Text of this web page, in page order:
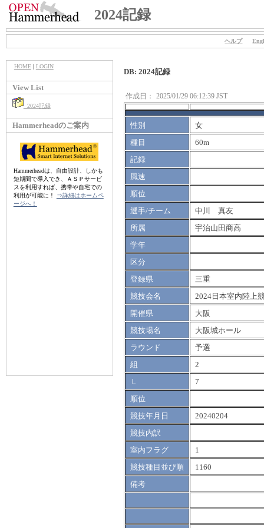
2024記録
ヘルプ
HOME| LOGIN
View List
2024記録
Hammerheadのご案内
Hammerheadは、自由設計、しかも
短期間で導入でき、ＡＳＰサービ
スを利用すれば、携帯や自宅での
利用が可能に！
⇒詳細はホームペ
ージへ！
DB: 2024記録
作成日： 2025/01/29 06:12:39 JST
性別
女
種目
60m
記録
風速
順位
選手/チーム
中川 真友
所属
宇治山田商高
学年
区分
登録県
三重
競技会名
2024日本室内陸上
開催県
大阪
競技場名
大阪城ホール
ラウンド
予選
組
2
Ｌ
7
順位
競技年月日
20240204
競技内訳
室内フラグ
1
競技種目並び順
1160
備考